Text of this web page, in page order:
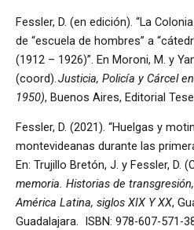
Fessler, D. (en edición). “La
de “escuela de hombres” a
(1912 – 1926)”. En Moroni, M. y
(coord).Justicia, Policía y Cárcel
1950), Buenos Aires, Editorial
Fessler, D. (2021). “Huelgas y
montevideanas durante las
En: Trujillo Bretón, J. y Fessler, D.
memoria. Historias de
América Latina, siglos XIX Y XX,
Guadalajara. ISBN: 978-607-571-